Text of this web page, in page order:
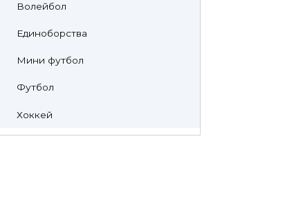
Волейбол
Единоборства
Мини футбол
Футбол
Хоккей